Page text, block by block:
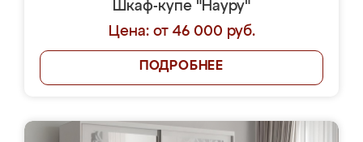
Шкаф-купе "Науру"
Цена: от 46 000 руб.
ПОДРОБНЕЕ